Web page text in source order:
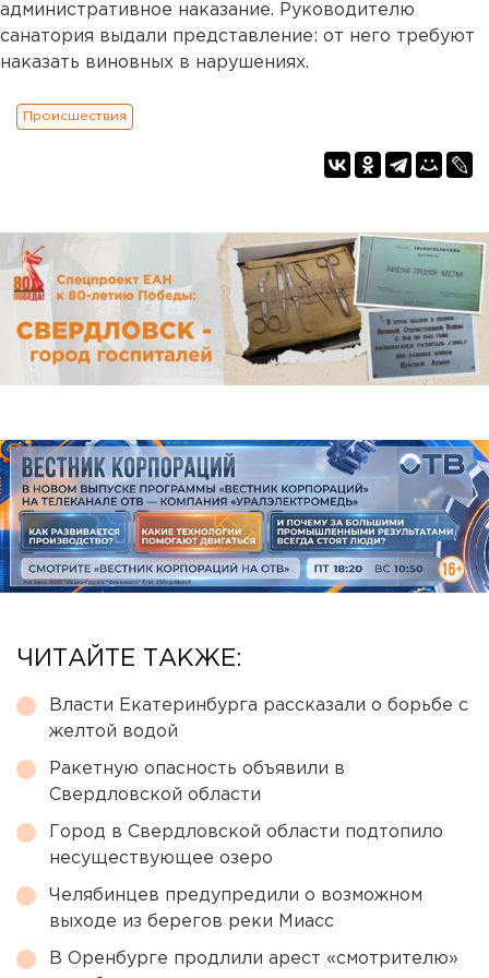
административное наказание. Руководителю
санатория выдали представление: от него требуют
наказать виновных в нарушениях.
Происшествия
ЧИТАЙТЕ ТАКЖЕ:
Власти Екатеринбурга рассказали о борьбе с
желтой водой
Ракетную опасность объявили в
Свердловской области
Город в Свердловской области подтопило
несуществующее озеро
Челябинцев предупредили о возможном
выходе из берегов реки Миасс
В Оренбурге продлили арест «смотрителю»